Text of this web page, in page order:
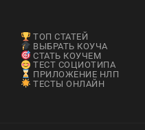
ТОП СТАТЕЙ
ВЫБРАТЬ КОУЧА
СТАТЬ КОУЧЕМ
ТЕСТ СОЦИОТИПА
ПРИЛОЖЕНИЕ НЛП
ТЕСТЫ ОНЛАЙН